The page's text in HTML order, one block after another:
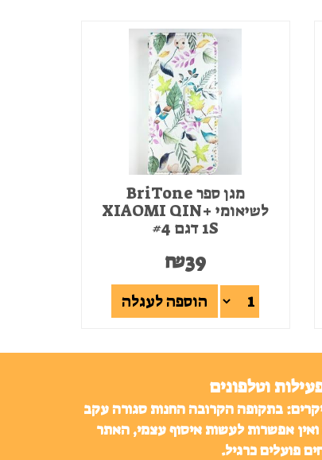
מגן ספר BriTone
לשיאומי +XIAOMI QIN
1S דגם #4
₪39
הוספה לעגלה
וטלפונים
בתקופה הקרובה החנות סגורה עקב
ואין אפשרות לעשות איסוף עצמי, האתר
פועלים כרגיל.